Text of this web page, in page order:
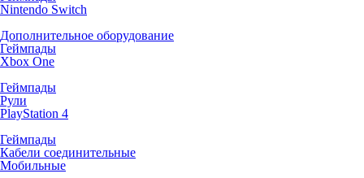
Nintendo Switch
Дополнительное оборудование
Геймпады
Xbox One
Геймпады
Рули
PlayStation 4
Геймпады
Кабели соединительные
Мобильные